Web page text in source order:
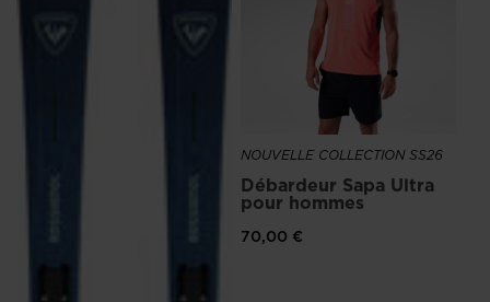
NOUVELLE COLLECTION SS26
Débardeur Sapa Ultra
pour hommes
70,00 €